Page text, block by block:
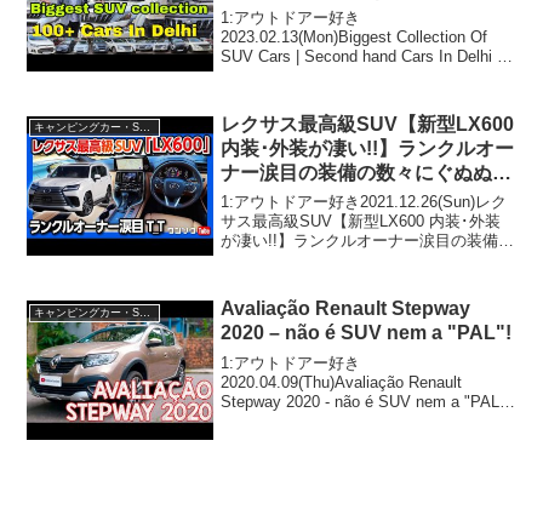
Delhi
1:アウトドアー好き
2023.02.13(Mon)Biggest Collection Of
SUV Cars | Second hand Cars In Delhi |
キャンピングカー・SUV人気車種
レクサス最高級SUV【新型LX600
内装･外装が凄い!!】ランクルオー
ナー涙目の装備の数々にぐぬぬ…
| LEXUS LX600 & OFFROAD
2022
1:アウトドアー好き2021.12.26(Sun)レク
サス最高級SUV【新型LX600 内装･外装
が凄い!!】ランクルオーナー涙目の装備の
ぞ、見逃さ...
Avaliação Renault Stepway
2020 – não é SUV nem a "PAL"!
1:アウトドアー好き
2020.04.09(Thu)Avaliação Renault
Stepway 2020 - não é SUV nem a "PAL"!